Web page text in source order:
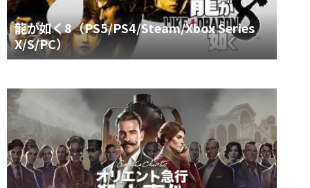
龍が如く8（PS5/PS4/Steam/Xbox Series
X/S/PC）